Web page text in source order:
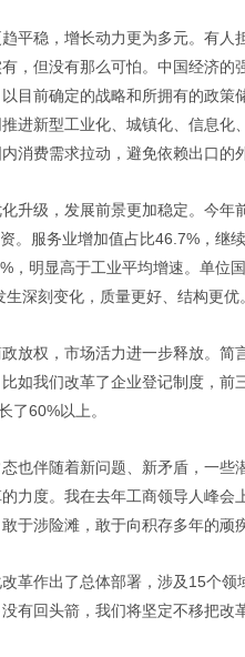
稳，增长动力更为多元。有人
，但没有那么可怕。中国经济的
目前确定的战略和所拥有的政策
进新型工业化、城镇化、信息化
消费需求拉动，避免依赖出口的
级，发展前景更加稳定。今年
。服务业增加值占比46.7%，继
，明显高于工业平均增速。单位
深刻变化，质量更好、结构更优。
权，市场活力进一步释放。简
如我们改革了企业登记制度，前
了60%以上。
伴随着新问题、新矛盾，一些潜
力度。我在去年工商领导人峰会
于涉险滩，敢于向积存多年的顽
作出了总体部署，涉及15个领
有回头箭，我们将坚定不移把改